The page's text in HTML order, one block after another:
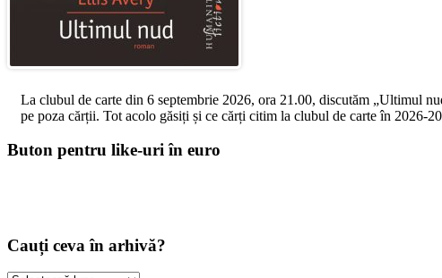
La clubul de carte din 6 septembrie 2026, ora 21.00, discutăm „Ultimul
pe poza cărții. Tot acolo găsiți și ce cărți citim la clubul de carte în 2026-
Buton pentru like-uri în euro
Cauți ceva în arhivă?